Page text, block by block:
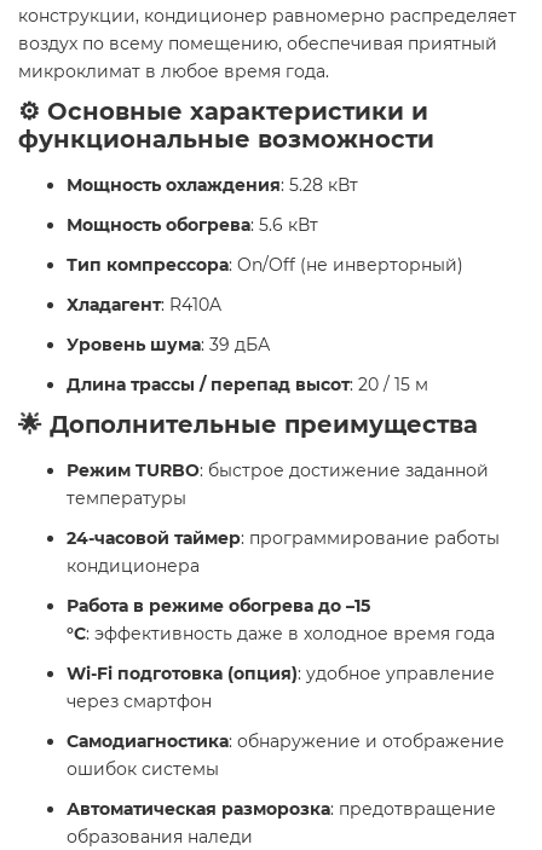
конструкции, кондиционер равномерно распределяет
воздух по всему помещению, обеспечивая приятный
микроклимат в любое время года.
⚙️ Основные характеристики и
функциональные возможности
Мощность охлаждения: 5.28 кВт
Мощность обогрева: 5.6 кВт
Тип компрессора: On/Off (не инверторный)
Хладагент: R410A
Уровень шума: 39 дБА
Длина трассы / перепад высот: 20 / 15 м
🌟 Дополнительные преимущества
Режим TURBO: быстрое достижение заданной
температуры
24-часовой таймер: программирование работы
кондиционера
Работа в режиме обогрева до –15
°C: эффективность даже в холодное время года
Wi-Fi подготовка (опция): удобное управление
через смартфон
Самодиагностика: обнаружение и отображение
ошибок системы
Автоматическая разморозка: предотвращение
образования наледи